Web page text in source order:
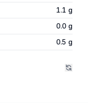
1.1 g
0.0 g
0.5 g